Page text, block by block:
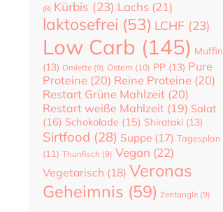
(8) Kürbis (23) Lachs (21)
laktosefrei (53) LCHF (23)
Low Carb (145) Muffin
(13) Omlette (9) Ostern (10) PP (13) Pure
Proteine (20) Reine Proteine (20)
Restart Grüne Mahlzeit (20)
Restart weiße Mahlzeit (19) Salat
(16) Schokolade (15) Shirataki (13)
Sirtfood (28) Suppe (17) Tagesplan
(11) Thunfisch (9) Vegan (22)
Vegetarisch (18) Veronas
Geheimnis (59) Zentangle (9)